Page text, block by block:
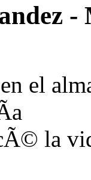
-
el
la